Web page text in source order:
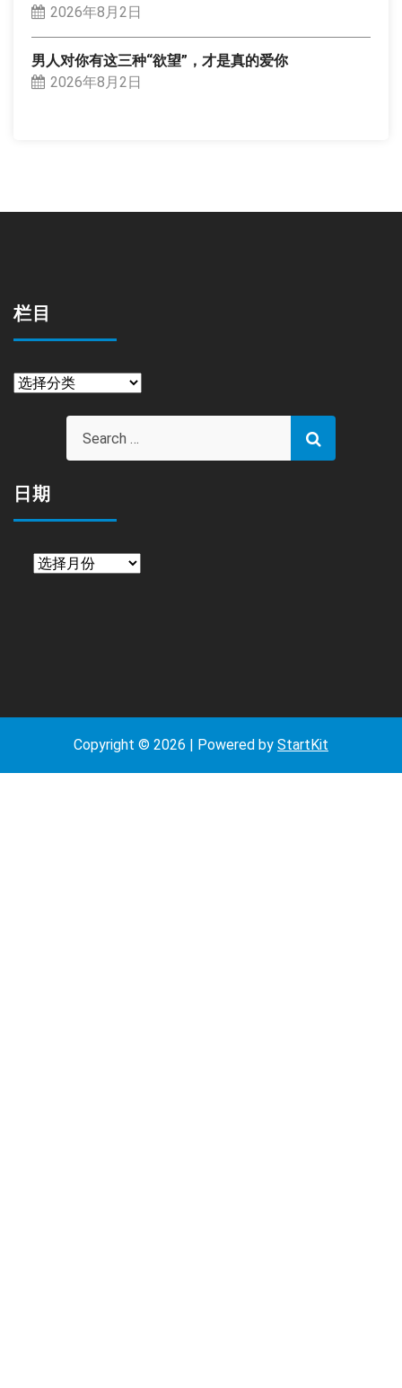
2026年8月2日
男人对你有这三种“欲望”，才是真的爱你
2026年8月2日
栏目
栏
日期
Copyright © 2026 | Powered by StartKit